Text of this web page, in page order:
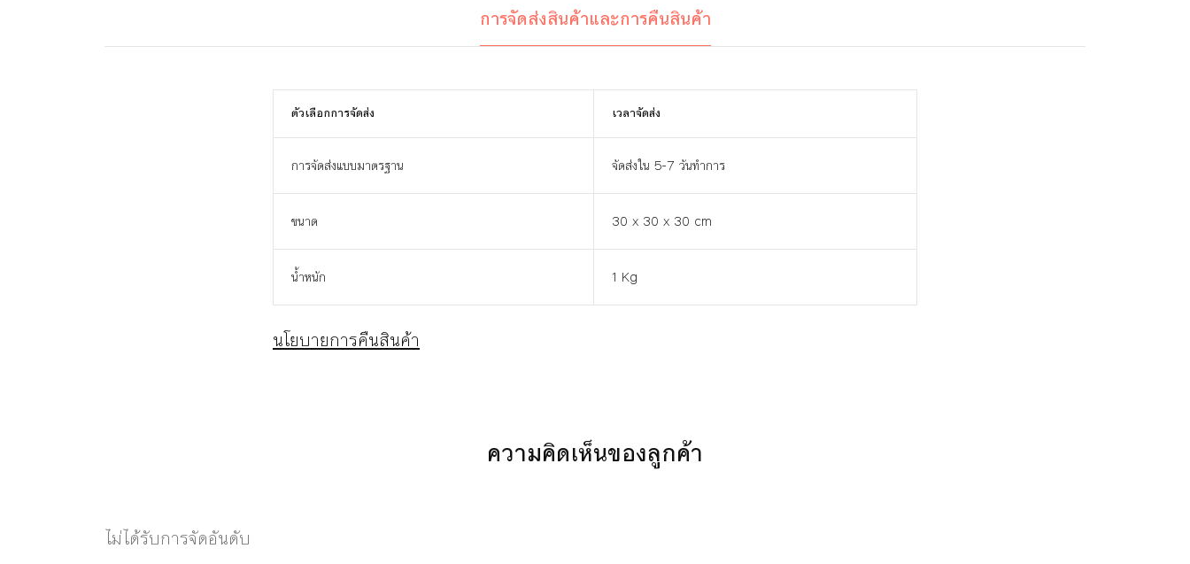
การจัดส่งสินค้าและการคืนสินค้า
ตัวเลือกการจัดส่ง เวลาจัดส่ง
การจัดส่งแบบมาตรฐาน จัดส่งใน 5-7 วันทำการ
ขนาด 30 x 30 x 30 cm
น้ำหนัก 1 Kg
นโยบายการคืนสินค้า
ความคิดเห็นของลูกค้า
ไม่ได้รับการจัดอันดับ